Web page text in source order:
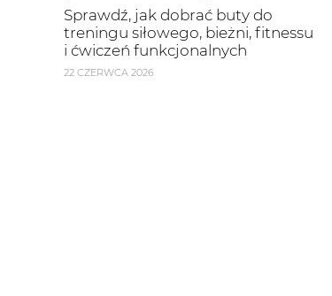
Sprawdź, jak dobrać buty do
treningu siłowego, bieżni, fitnessu
i ćwiczeń funkcjonalnych
22 CZERWCA 2026